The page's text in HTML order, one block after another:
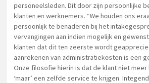
personeelsleden. Dit door zijn persoonlijke
klanten en werknemers. “We houden ons
persoonlijk te benaderen bij het
vervangingen aan indien mogelijk en
klanten dat dit ten zeerste wordt
aanrekenen van administratiekosten is een
Onze filosofie hierin is dat de klant niet
‘maar’ een zelfde service te krijgen.